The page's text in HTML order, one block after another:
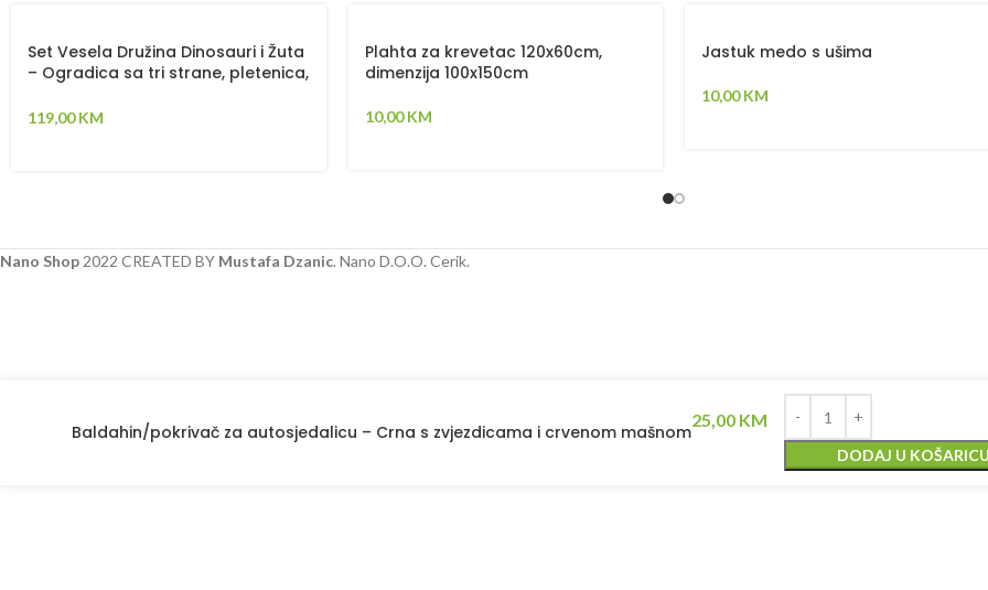
Set Vesela Družina Dinosauri i Žuta
– Ogradica sa tri strane, pletenica,
119,00KM
Plahta za krevetac 120x60cm,
dimenzija 100x150cm
10,00KM
Jastuk medo s ušima
10,00KM
Nano Shop 2022 CREATED BY Mustafa Dzanic. Nano D.O.O. Cerik.
Baldahin/pokrivač za autosjedalicu – Crna s zvjezdicama i crvenom mašnom
25,00 KM
DODAJ U